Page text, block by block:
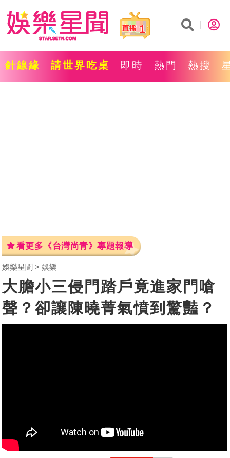
1
針線緣 請世界吃桌 即時 熱門 熱搜
看更多《台灣尚青》專題報導
娛樂星聞 娛樂
大膽小三侵門踏戶竟進家門嗆
聲？卻讓陳曉菁氣憤到驚豔？